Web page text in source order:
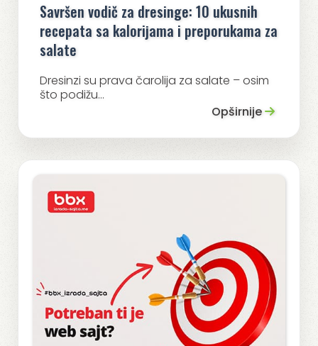
Savršen vodič za dresinge: 10 ukusnih
recepata sa kalorijama i preporukama za
salate
Dresinzi su prava čarolija za salate – osim
što podižu...
Opširnije